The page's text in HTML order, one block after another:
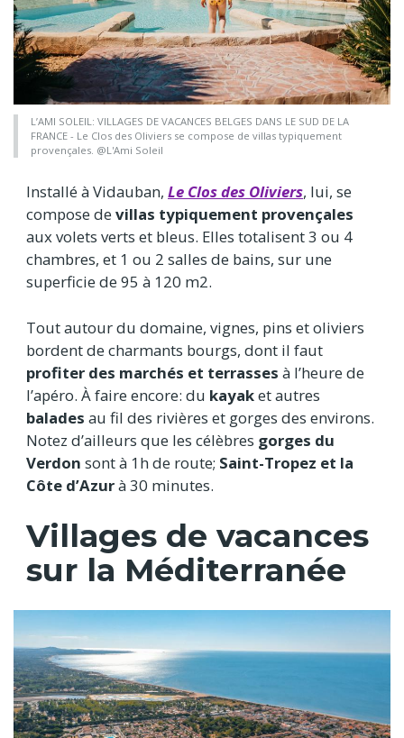
L’AMI SOLEIL: VILLAGES DE VACANCES BELGES DANS LE SUD DE LA
FRANCE - Le Clos des Oliviers se compose de villas typiquement
provençales. @L'Ami Soleil
Installé à Vidauban, Le Clos des Oliviers, lui, se
compose de villas typiquement provençales
aux volets verts et bleus. Elles totalisent 3 ou 4
chambres, et 1 ou 2 salles de bains, sur une
superficie de 95 à 120 m2.
Tout autour du domaine, vignes, pins et oliviers
bordent de charmants bourgs, dont il faut
profiter des marchés et terrasses à l’heure de
l’apéro. À faire encore: du kayaket autres
balades au fil des rivières et gorges des environs.
Notez d’ailleurs que les célèbres gorges du
Verdon sont à 1h de route; Saint-Tropez et la
Côte d’Azurà 30 minutes.
Villages de vacances
sur la Méditerranée